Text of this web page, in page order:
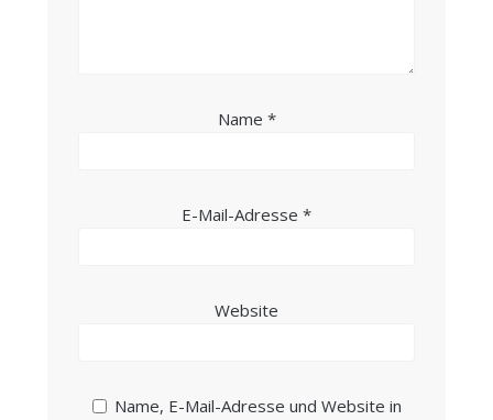
Name *
E-Mail-Adresse *
Website
Name, E-Mail-Adresse und Website in